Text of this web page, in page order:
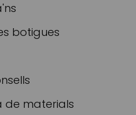
botigues
de materials